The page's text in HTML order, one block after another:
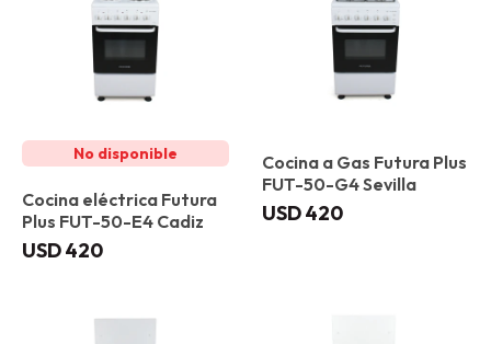
Cocina eléctrica Futura
Plus FUT-50-E4 Cadiz
USD420
Cocina a Gas Futura Plus
FUT-50-G4 Sevilla
USD420